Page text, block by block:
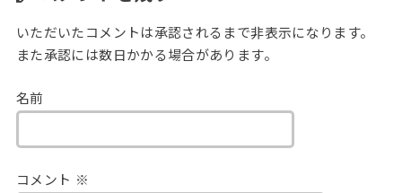
いただいたコメントは承認されるまで非表示になります。
また承認には数日かかる場合があります。
名前
コメント ※